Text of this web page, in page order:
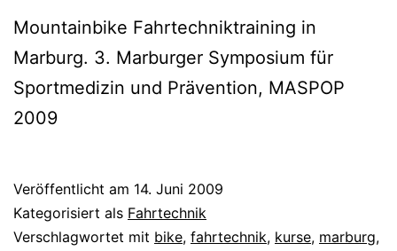
Mountainbike Fahrtechniktraining in
Marburg. 3. Marburger Symposium für
Sportmedizin und Prävention, MASPOP
2009
Veröffentlicht am 14. Juni 2009
Kategorisiert als Fahrtechnik
Verschlagwortet mit bike, fahrtechnik, kurse, marburg,